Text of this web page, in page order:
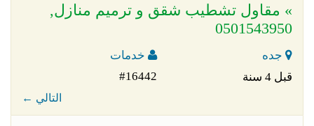
» مقاول تشطيب شقق و ترميم منازل,
0501543950
جده
خدمات
قبل 4 سنة
#16442
← التالي